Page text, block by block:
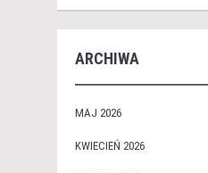
ARCHIWA
MAJ 2026
KWIECIEŃ 2026